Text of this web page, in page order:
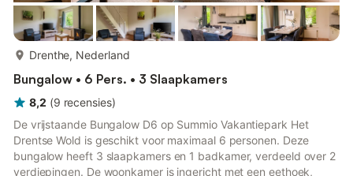
Drenthe, Nederland
Bungalow • 6 Pers. • 3 Slaapkamers
8,2 (9 recensies)
De vrijstaande Bungalow D6 op Summio Vakantiepark Het
Drentse Wold is geschikt voor maximaal 6 personen. Deze
bungalow heeft 3 slaapkamers en 1 badkamer, verdeeld over 2
verdiepingen. De woonkamer is ingericht met een eethoek,